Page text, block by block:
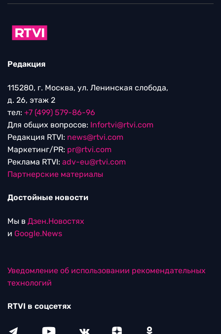
Редакция
115280, г. Москва, ул. Ленинская слобода,
д. 26, этаж 2
тел: +7 (499) 579-86-96
Для общих вопросов: Infortvi@rtvi.com
Редакция RTVI: news@rtvi.com
Маркетинг/PR: pr@rtvi.com
Реклама RTVI: adv-eu@rtvi.com
Партнерские материалы
Достойные новости
Мы в Дзен.Новостях
и Google.News
Уведомление об использовании рекомендательных
технологий
RTVI в соцсетях